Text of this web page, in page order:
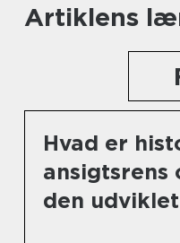
Artiklens
Hvad er
ansigtsrens
den